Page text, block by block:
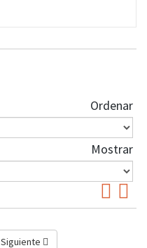
Ordenar
Mostrar
Siguiente